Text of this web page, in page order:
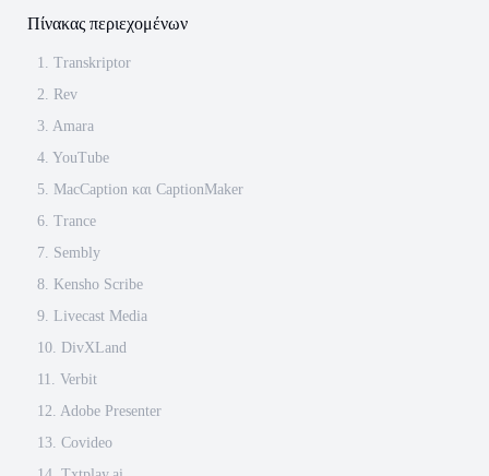
Πίνακας περιεχομένων
1. Transkriptor
2. Rev
3. Amara
4. YouTube
5. MacCaption και CaptionMaker
6. Trance
7. Sembly
8. Kensho Scribe
9. Livecast Media
10. DivXLand
11. Verbit
12. Adobe Presenter
13. Covideo